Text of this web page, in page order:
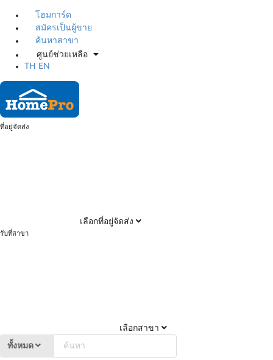
โฮมการ์ด
สมัครเป็นผู้ขาย
ค้นหาสาขา
ศูนย์ช่วยเหลือ
TH
EN
ที่อยู่จัดส่ง
เลือกที่อยู่จัดส่ง
รับที่สาขา
เลือกสาขา
ทั้งหมด